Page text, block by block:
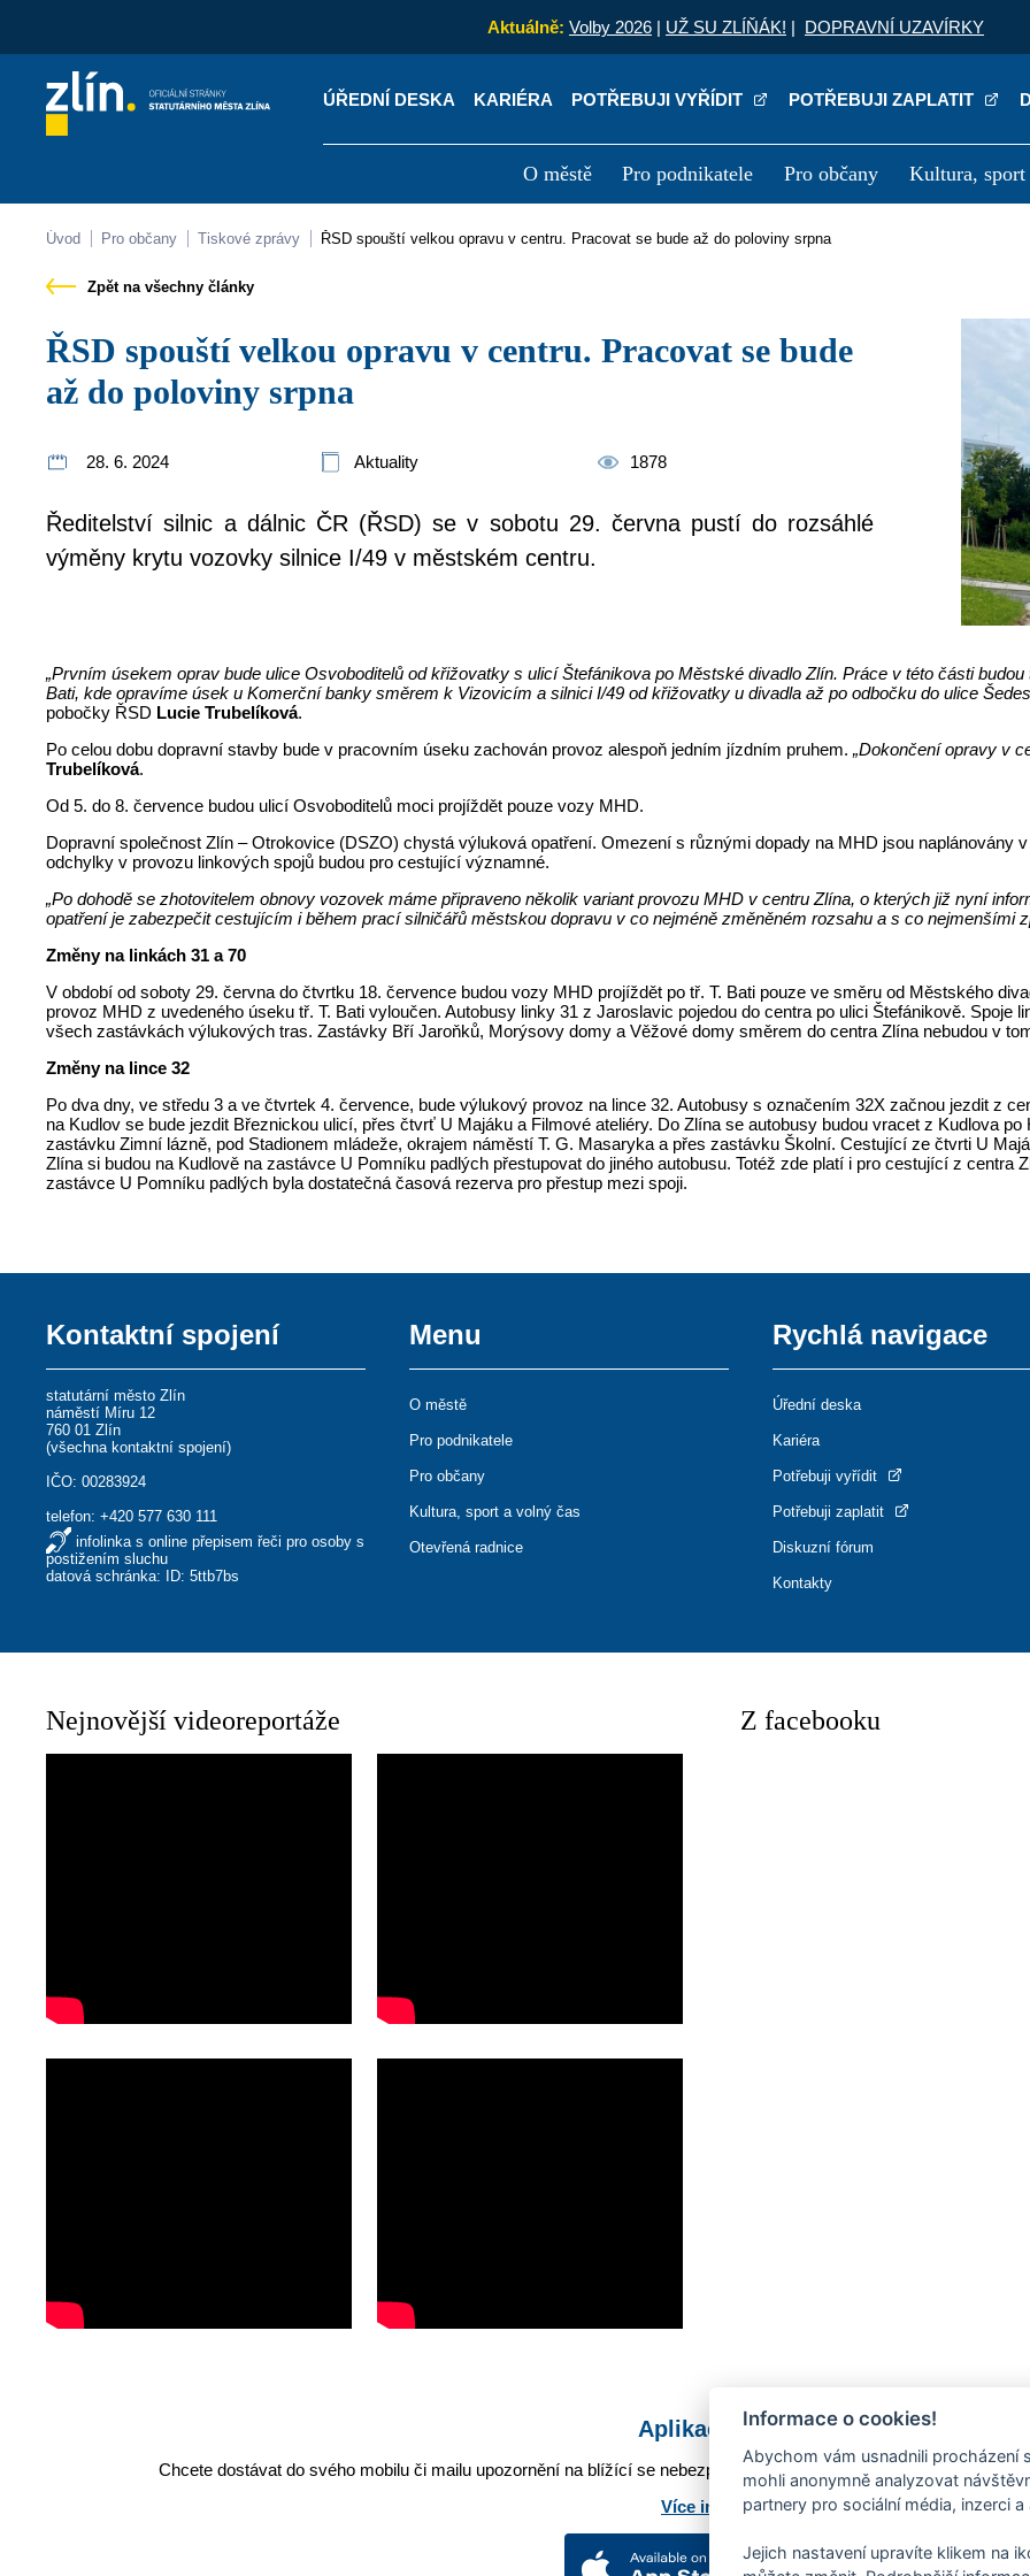
Aktuálně: Volby 2026 | UŽ SU ZLÍŇÁK! | DOPRAVNÍ UZAVÍRKY
ÚŘEDNÍ DESKA KARIÉRA POTŘEBUJI VYŘÍDIT POTŘEBUJI ZAPLATIT
O městě Pro podnikatele Pro občany Kultura, sport
Kontakty Úřední deska Kariéra
Úvod Pro občany Tiskové zprávy ŘSD spouští velkou opravu v centru. Pracovat se bude až do poloviny srpna
Zpět na všechny články
ŘSD spouští velkou opravu v centru. Pracovat se bude
až do poloviny srpna
28. 6. 2024 Aktuality 1878
Ředitelství silnic a dálnic ČR (ŘSD) se v sobotu 29. června pustí do rozsáhlé
výměny krytu vozovky silnice I/49 v městském centru.
„Prvním úsekem oprav bude ulice Osvoboditelů od křižovatky s ulicí Štefánikova po Městské divadlo Zlín. Práce v této části
Bati, kde opravíme úsek u Komerční banky směrem k Vizovicím a silnici I/49 od křižovatky u divadla až po odbočku do ulice
pobočky ŘSD Lucie Trubelíková.
Po celou dobu dopravní stavby bude v pracovním úseku zachován provoz alespoň jedním jízdním pruhem.„Dokončení opravy v
Trubelíková.
Od 5. do 8. července budou ulicí Osvoboditelů moci projíždět pouze vozy MHD.
Dopravní společnost Zlín – Otrokovice (DSZO) chystá výluková opatření. Omezení s různými dopady na MHD jsou naplánovány
odchylky v provozu linkových spojů budou pro cestující významné.
„Po dohodě se zhotovitelem obnovy vozovek máme připraveno několik variant provozu MHD v centru Zlína, o kterých již nyní
opatření je zabezpečit cestujícím i během prací silničářů městskou dopravu v co nejméně změněném rozsahu a s co nejmenšími
Změny na linkách 31 a 70
V období od soboty 29. června do čtvrtku 18. července budou vozy MHD projíždět po tř. T. Bati pouze ve směru od Městského
provoz MHD z uvedeného úseku tř. T. Bati vyloučen. Autobusy linky 31 z Jaroslavic pojedou do centra po ulici Štefánikově. Spoje
všech zastávkách výlukových tras. Zastávky Bří Jaroňků, Morýsovy domy a Věžové domy směrem do centra Zlína nebudou v
Změny na lince 32
Po dva dny, ve středu 3 a ve čtvrtek 4. července, bude výlukový provoz na lince 32. Autobusy s označením 32X začnou jezdit z
na Kudlov se bude jezdit Březnickou ulicí, přes čtvrť U Majáku a Filmové ateliéry. Do Zlína se autobusy budou vracet z Kudlova
zastávku Zimní lázně, pod Stadionem mládeže, okrajem náměstí T. G. Masaryka a přes zastávku Školní. Cestující ze čtvrti U
Zlína si budou na Kudlově na zastávce U Pomníku padlých přestupovat do jiného autobusu. Totéž zde platí i pro cestující z centra
zastávce U Pomníku padlých byla dostatečná časová rezerva pro přestup mezi spoji.
Kontaktní spojení
statutární město Zlín
náměstí Míru 12
760 01 Zlín
(všechna kontaktní spojení)
IČO: 00283924
telefon:+420 577 630 111
infolinka s online přepisem řeči pro osoby s
postižením sluchu
datová schránka: ID: 5ttb7bs
Menu
O městě
Pro podnikatele
Pro občany
Kultura, sport a volný čas
Otevřená radnice
Rychlá navigace
Úřední deska
Kariéra
Potřebuji vyřídit
Potřebuji zaplatit
Diskuzní fórum
Kontakty
Nejnovější videoreportáže Z facebooku
Aplikace Mobilní rozhlas
Chcete dostávat do svého mobilu či mailu upozornění na blížící se nebezpečí, odstávky, poruchy a výpadky
Více informací o aplikaci
Informace o cookies!
Abychom vám usnadnili procházení
mohli anonymně analyzovat
partnery pro sociální média, inzerci a
Jejich nastavení upravíte klikem na